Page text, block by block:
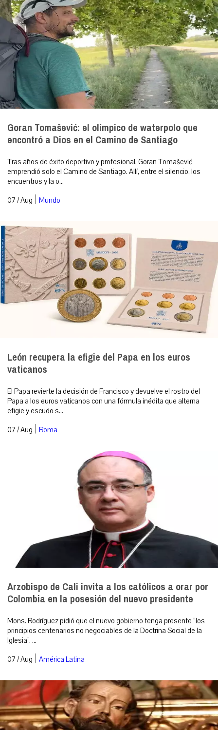
Goran Tomašević: el olímpico de waterpolo que
encontró a Dios en el Camino de Santiago
Tras años de éxito deportivo y profesional, Goran Tomašević
emprendió solo el Camino de Santiago. Allí, entre el silencio, los
encuentros y la o...
07 / Aug | Mundo
León recupera la efigie del Papa en los euros
vaticanos
El Papa revierte la decisión de Francisco y devuelve el rostro del
Papa a los euros vaticanos con una fórmula inédita que alterna
efigie y escudo s...
07 / Aug | Roma
Arzobispo de Cali invita a los católicos a orar por
Colombia en la posesión del nuevo presidente
Mons. Rodríguez pidió que el nuevo gobierno tenga presente “los
principios centenarios no negociables de la Doctrina Social de la
Iglesia”. ...
07 / Aug | América Latina